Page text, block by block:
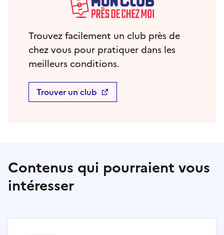
Trouvez facilement un club près de
chez vous pour pratiquer dans les
meilleurs conditions.
Trouver un club
Contenus qui pourraient vous
intéresser